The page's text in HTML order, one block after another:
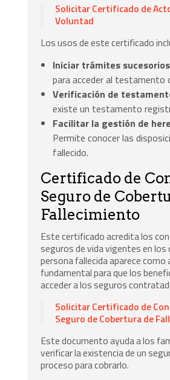
Solicitar Certificado de
Voluntad
Los usos de este certificado
Iniciar trámites
para acceder al testamento
Verificación de
existe un testamento
Facilitar la gestión de
Permite conocer las
fallecido.
Certificado de
Seguro de
Fallecimiento
Este certificado acredita los
seguros de vida vigentes en los
persona fallecida aparece como
fundamental para que los
acceder a los seguros
Solicitar Certificado de
Seguro de Cobertura de
Este documento ayuda a los
verificar la existencia de un
proceso para cobrarlo.